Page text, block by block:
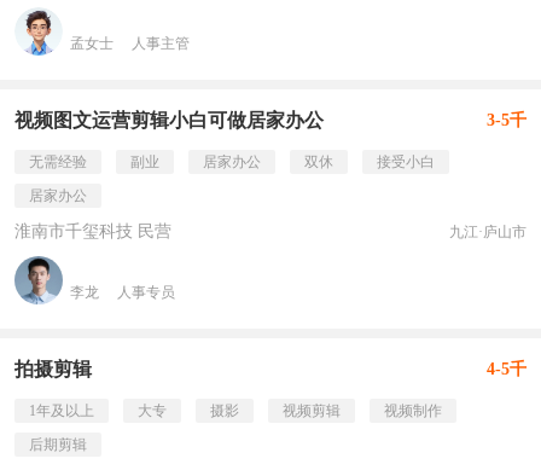
孟女士 人事主管
视频图文运营剪辑小白可做居家办公 3-5千
无需经验 副业 居家办公 双休
接受小白
居家办公
淮南市千玺科技 民营 九江·庐山市
李龙 人事专员
拍摄剪辑 4-5千
1年及以上 大专 摄影 视频剪辑
视频制作
后期剪辑